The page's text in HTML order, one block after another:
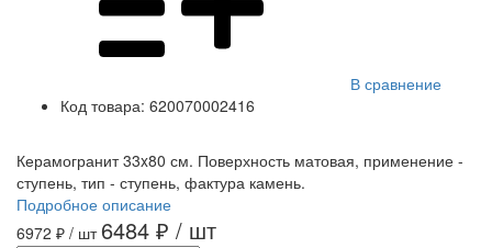
В сравнение
Код товара: 620070002416
Керамогранит 33x80 см. Поверхность матовая, применение -
ступень, тип - ступень, фактура камень.
Подробное описание
6972 ₽ / шт 6484 ₽ / шт